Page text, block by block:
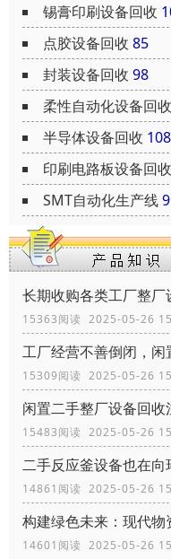
锡膏印刷设备回收
点胶设备回收 85
封装设备回收 98
柔性自动化设备回收
半导体设备回收 108
印刷电路板设备回收
SMT自动化生产线
15363阅读 2025-05-26
15309阅读 2025-05-26
闲置二手整厂设备回收
15483阅读 2025-05-26
二手反应釜设备也在向
14861阅读 2025-05-26
构建绿色未来：现代
14601阅读 2025-05-26